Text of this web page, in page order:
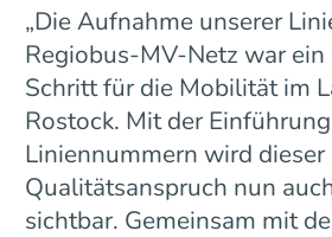
„Die Aufnahme unserer
Regiobus-MV-Netz war
Schritt für die Mobilität im
Rostock. Mit der
Liniennummern wird dieser
Qualitätsanspruch nun
sichtbar. Gemeinsam mit